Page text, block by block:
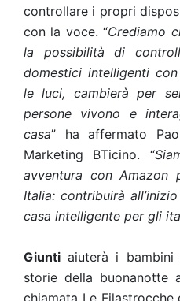
controllare i propri
con la voce. “Crediamo
la possibilità di
domestici intelligenti
le luci, cambierà per
persone vivono e
casa” ha affermato
Marketing BTicino. “
avventura con
Italia: contribuirà
casa intelligente per gli
Giunti aiuterà i
storie della buonanotte
chiamata Le Filastrocche